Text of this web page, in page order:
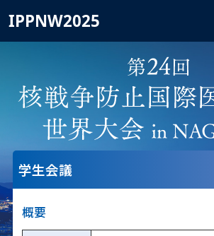
IPPNW2025
学生会議
概要